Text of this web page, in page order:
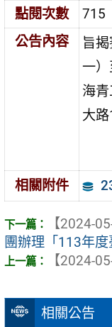
相關公告
點閱次數
715
公告內容
旨
一
海
大路
相關附件
【2024-
團辦理「113年
【2024-